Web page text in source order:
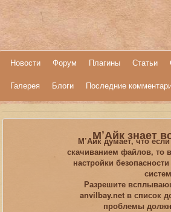
Новости Форум Плагины Статьи
Галерея
Блоги Последние
Из тетради "Тамриэльские сонеты"
М’Айк знает
М’Айк думает, что
скачиванием файлов, то
настройки
Разрешите
anvilbay.net в список
проблемы